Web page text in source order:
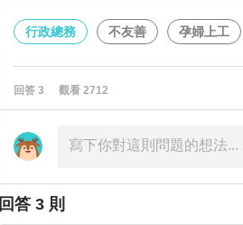
行政總務 不友善 孕婦上工
回答 3 觀看 2712
回答 3 則